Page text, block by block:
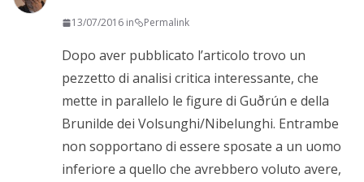
13/07/2016 in Permalink
Dopo aver pubblicato l’articolo trovo un
pezzetto di analisi critica interessante, che
mette in parallelo le figure di Guðrún e della
Brunilde dei Volsunghi/Nibelunghi. Entrambe
non sopportano di essere sposate a un uomo
inferiore a quello che avrebbero voluto avere,